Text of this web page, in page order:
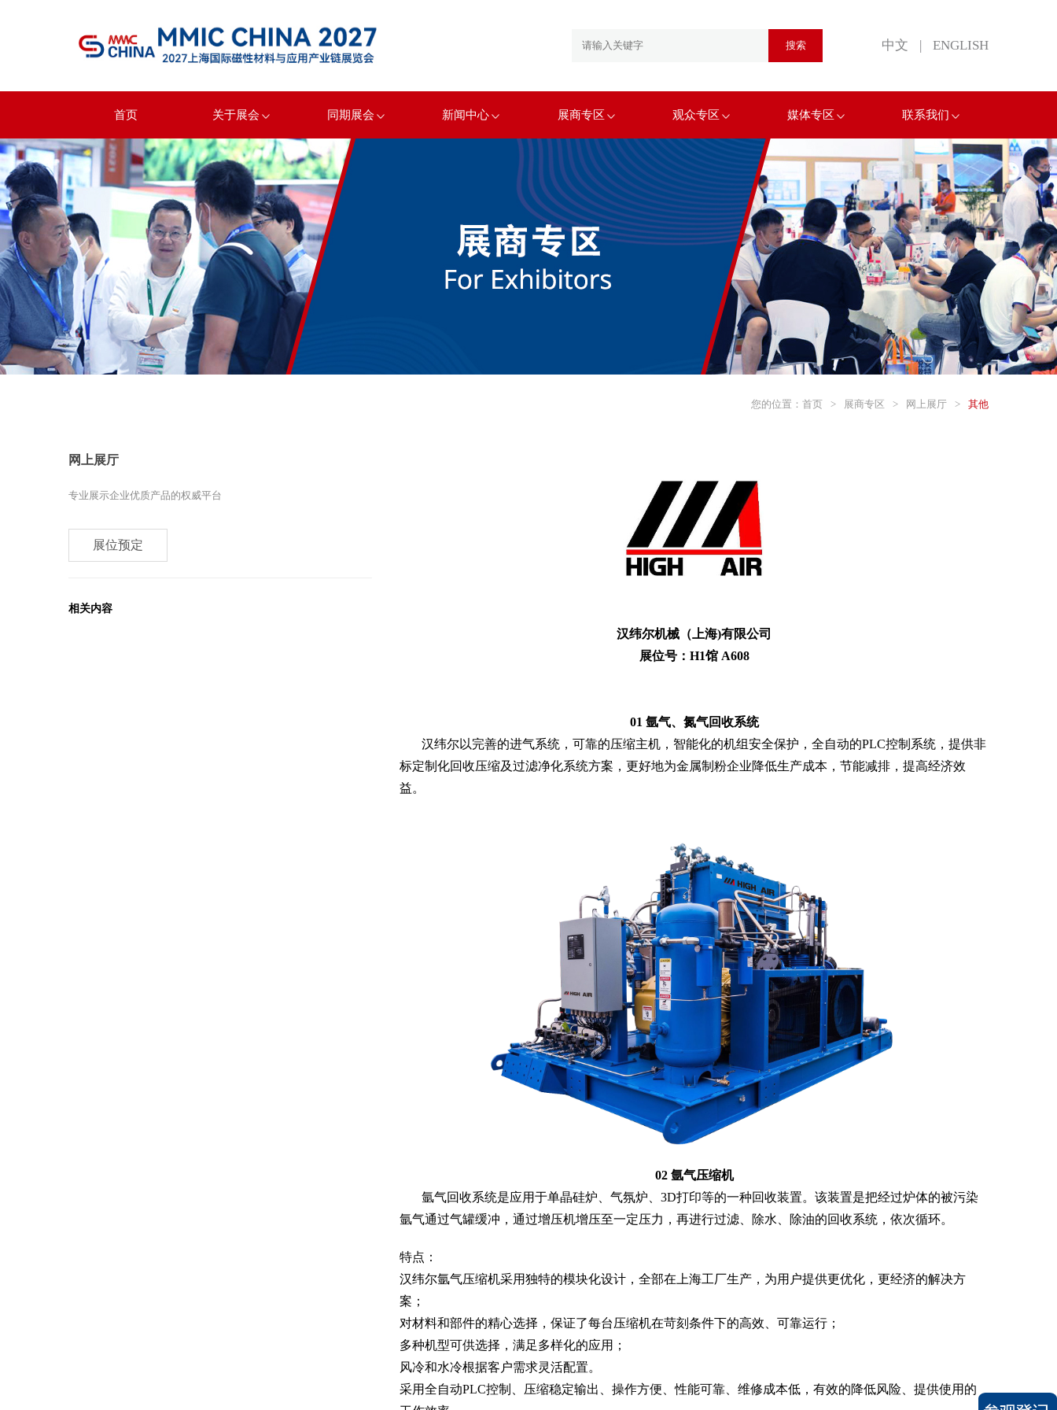
中文 | ENGLISH
首页 关于展会 同期展会 新闻中心 展商专区 观众专区 媒体专区 联系我们
您的位置： 首页 > 展商专区 > 网上展厅 > 其他
网上展厅
专业展示企业优质产品的权威平台
展位预定
相关内容
汉纬尔机械（上海)有限公司
展位号：H1馆 A608
01 氩气、氮气回收系统
汉纬尔以完善的进气系统，可靠的压缩主机，智能化的机组安全保护，全自动的PLC控制系统，提供非
标定制化回收压缩及过滤净化系统方案，更好地为金属制粉企业降低生产成本，节能减排，提高经济效
益。
02 氩气压缩机
氩气回收系统是应用于单晶硅炉、气氛炉、3D打印等的一种回收装置。该装置是把经过炉体的被污染
氩气通过气罐缓冲，通过增压机增压至一定压力，再进行过滤、除水、除油的回收系统，依次循环。
特点：
汉纬尔氩气压缩机采用独特的模块化设计，全部在上海工厂生产，为用户提供更优化，更经济的解决方
案；
对材料和部件的精心选择，保证了每台压缩机在苛刻条件下的高效、可靠运行；
多种机型可供选择，满足多样化的应用；
风冷和水冷根据客户需求灵活配置。
采用全自动PLC控制、压缩稳定输出、操作方便、性能可靠、维修成本低，有效的降低风险、提供使用的